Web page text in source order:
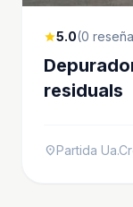
star5.0(0
residuals
location_onPartida